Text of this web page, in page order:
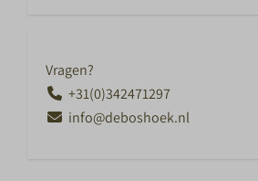
Vragen?
+31(0)342471297
info@deboshoek.nl